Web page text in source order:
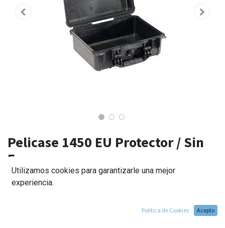
Pelicase 1450 EU Protector / Sin
Foam
149,00€
Utilizamos cookies para garantizarle una mejor
experiencia.
Política de Cookies Acepto